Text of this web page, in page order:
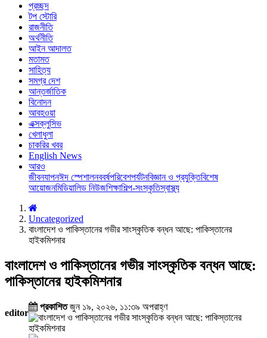
প্রচ্ছদ
টপ স্টোরি
রাজনীতি
অর্থনীতি
আইন আদালত
মতামত
সাহিত্য
সমগ্র দেশ
আন্তর্জাতিক
বিনোদন
আবহওয়া
এক্সক্লুসিভ
খেলাধুলা
চাকরির খবর
English News
আরও
জীবনযাপনঈদ স্পেশালনববর্ষপরিবেশপর্যটনবিজ্ঞান ও প্রযুক্তিবিশেষ
আয়োজনমিডিয়ালিড নিউজশিক্ষাশিল্প-সংস্কৃতিস্বাস্থ্য
Uncategorized
বাংলাদেশ ও পাকিস্তানের গভীর সাংস্কৃতিক বন্ধন আছে: পাকিস্তানের
হাইকমিশনার
বাংলাদেশ ও পাকিস্তানের গভীর সাংস্কৃতিক বন্ধন আছে:
পাকিস্তানের হাইকমিশনার
editor
প্রকাশিতজুন ১৯, ২০২৬, ১১:৩৯ অপরাহ্ণ